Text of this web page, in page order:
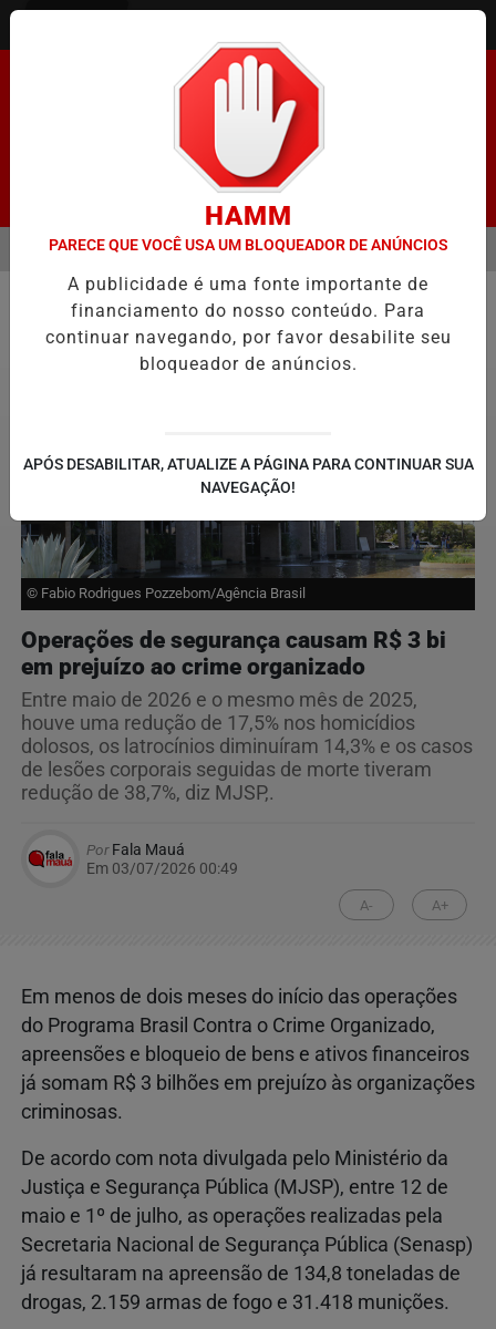
Pesquisar Notícia
FACILITA COOPTAÇÃO DO BANCO CENTRAL, DIZEM
EM ALTA
MENU
Justiça
© Fabio Rodrigues Pozzebom/Agência Brasil
Operações de segurança causam R$ 3 bi
em prejuízo ao crime organizado
Entre maio de 2026 e o mesmo mês de 2025,
houve uma redução de 17,5% nos homicídios
dolosos, os latrocínios diminuíram 14,3% e os casos
de lesões corporais seguidas de morte tiveram
redução de 38,7%, diz MJSP,.
PorFala Mauá
Em 03/07/2026 00:49
A- A+
Em menos de dois meses do início das operações
do Programa Brasil Contra o Crime Organizado,
apreensões e bloqueio de bens e ativos financeiros
já somam R$ 3 bilhões em prejuízo às organizações
criminosas.
De acordo com nota divulgada pelo Ministério da
Justiça e Segurança Pública (MJSP), entre 12 de
maio e 1º de julho, as operações realizadas pela
Secretaria Nacional de Segurança Pública (Senasp)
já resultaram na apreensão de 134,8 toneladas de
drogas, 2.159 armas de fogo e 31.418 munições.
HAMM
PARECE QUE VOCÊ USA UM BLOQUEADOR DE ANÚNCIOS
A publicidade é uma fonte importante de
financiamento do nosso conteúdo. Para
continuar navegando, por favor desabilite seu
bloqueador de anúncios.
APÓS DESABILITAR, ATUALIZE A PÁGINA PARA CONTINUAR SUA
NAVEGAÇÃO!